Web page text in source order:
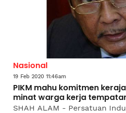
Nasional
19 Feb 2020 11:46am
PIKM mahu komitmen
minat warga kerja
SHAH ALAM - Persatuan